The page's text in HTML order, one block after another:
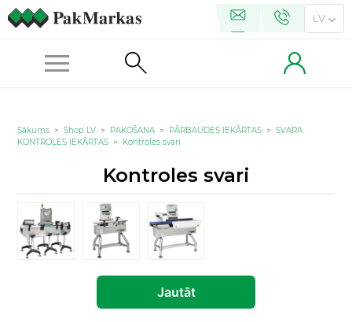
LV
Sākums >Shop LV > PAKOŠANA > PĀRBAUDES IEKĀRTAS >SVARA
KONTROLES IEKĀRTAS > Kontroles svari
Kontroles svari
Jautāt